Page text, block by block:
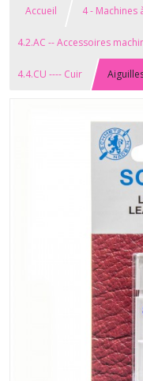
Accueil 4 - Machines
4.2.AC -- Accessoires
4.4.CU ---- Cuir